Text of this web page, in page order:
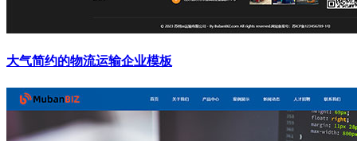
大气简约的物流运输企业模板